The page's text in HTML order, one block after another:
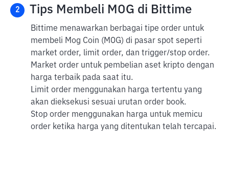
2 Tips Membeli MOG di Bittime
Bittime menawarkan berbagai tipe order untuk
membeli Mog Coin (MOG) di pasar spot seperti
market order, limit order, dan trigger/stop order.
Market order untuk pembelian aset kripto dengan
harga terbaik pada saat itu.
Limit order menggunakan harga tertentu yang
akan dieksekusi sesuai urutan order book.
Stop order menggunakan harga untuk memicu
order ketika harga yang ditentukan telah tercapai.